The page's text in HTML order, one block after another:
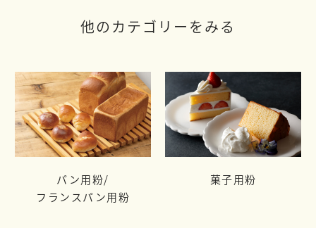
他のカテゴリーをみる
パン用粉/
フランスパン用粉
菓子用粉